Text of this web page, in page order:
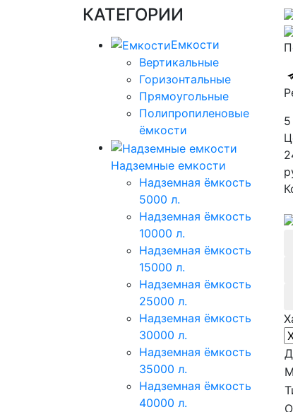
КАТЕГОРИИ
Емкости
Вертикальные
Горизонтальные
Прямоугольные
Полипропиленовые
ёмкости
Надземные емкости
Надземная ёмкость
5000 л.
Надземная ёмкость
10000 л.
Надземная ёмкость
15000 л.
Надземная ёмкость
25000 л.
Надземная ёмкость
30000 л.
Надземная ёмкость
35000 л.
Надземная ёмкость
40000 л.
5